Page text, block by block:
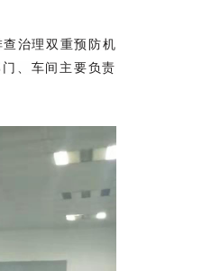
治理双重预防机
、车间主要负责